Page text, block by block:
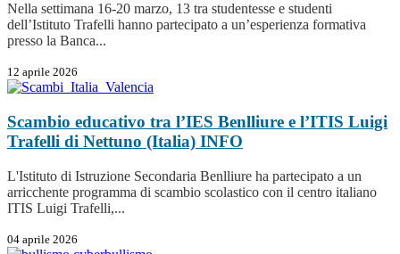
Nella settimana 16-20 marzo, 13 tra studentesse e studenti
dell’Istituto Trafelli hanno partecipato a un’esperienza formativa
presso la Banca...
12 aprile 2026
Scambio educativo tra l’IES Benlliure e l’ITIS Luigi
Trafelli di Nettuno (Italia) INFO
L'Istituto di Istruzione Secondaria Benlliure ha partecipato a un
arricchente programma di scambio scolastico con il centro italiano
ITIS Luigi Trafelli,...
04 aprile 2026